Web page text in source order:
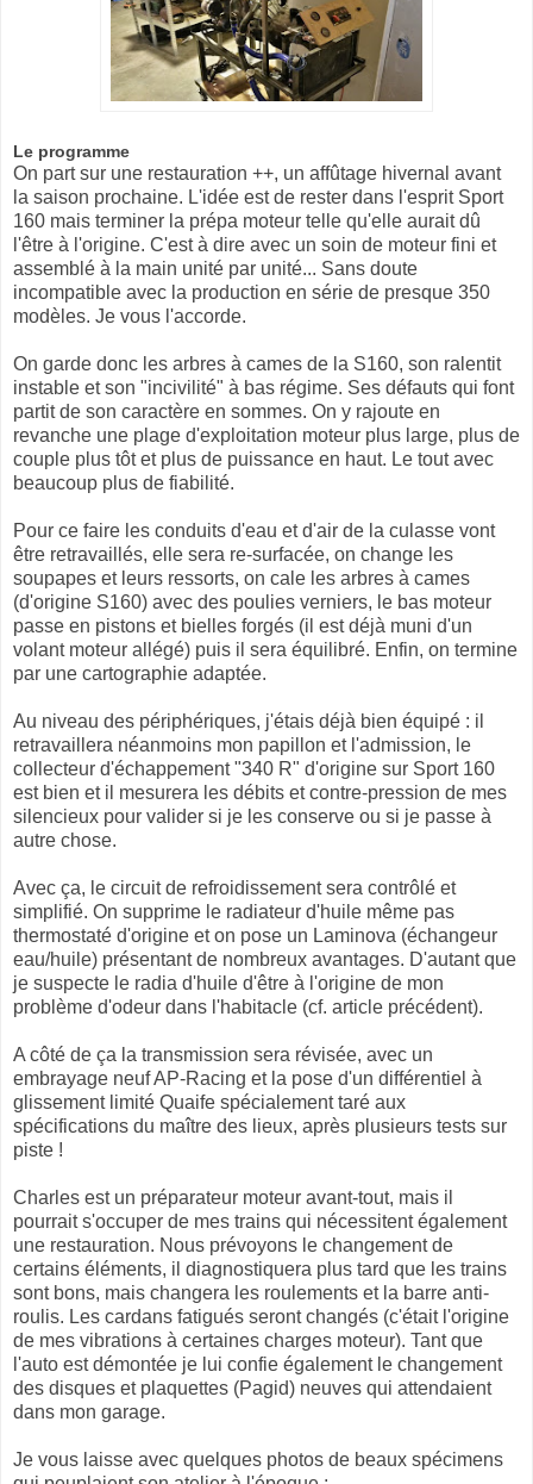
Le programme
On part sur une restauration ++, un affûtage hivernal avant
la saison prochaine. L'idée est de rester dans l'esprit Sport
160 mais terminer la prépa moteur telle qu'elle aurait dû
l'être à l'origine. C'est à dire avec un soin de moteur fini et
assemblé à la main unité par unité... Sans doute
incompatible avec la production en série de presque 350
modèles. Je vous l'accorde.
On garde donc les arbres à cames de la S160, son ralentit
instable et son "incivilité" à bas régime. Ses défauts qui font
partit de son caractère en sommes. On y rajoute en
revanche une plage d'exploitation moteur plus large, plus de
couple plus tôt et plus de puissance en haut. Le tout avec
beaucoup plus de fiabilité.
Pour ce faire les conduits d'eau et d'air de la culasse vont
être retravaillés, elle sera re-surfacée, on change les
soupapes et leurs ressorts, on cale les arbres à cames
(d'origine S160) avec des poulies verniers, le bas moteur
passe en pistons et bielles forgés (il est déjà muni d'un
volant moteur allégé) puis il sera équilibré. Enfin, on termine
par une cartographie adaptée.
Au niveau des périphériques, j'étais déjà bien équipé : il
retravaillera néanmoins mon papillon et l'admission, le
collecteur d'échappement "340 R" d'origine sur Sport 160
est bien et il mesurera les débits et contre-pression de mes
silencieux pour valider si je les conserve ou si je passe à
autre chose.
Avec ça, le circuit de refroidissement sera contrôlé et
simplifié. On supprime le radiateur d'huile même pas
thermostaté d'origine et on pose un Laminova (échangeur
eau/huile) présentant de nombreux avantages. D'autant que
je suspecte le radia d'huile d'être à l'origine de mon
problème d'odeur dans l'habitacle (cf. article précédent).
A côté de ça la transmission sera révisée, avec un
embrayage neuf AP-Racing et la pose d'un différentiel à
glissement limité Quaife spécialement taré aux
spécifications du maître des lieux, après plusieurs tests sur
piste !
Charles est un préparateur moteur avant-tout, mais il
pourrait s'occuper de mes trains qui nécessitent également
une restauration. Nous prévoyons le changement de
certains éléments, il diagnostiquera plus tard que les trains
sont bons, mais changera les roulements et la barre anti-
roulis. Les cardans fatigués seront changés (c'était l'origine
de mes vibrations à certaines charges moteur). Tant que
l'auto est démontée je lui confie également le changement
des disques et plaquettes (Pagid) neuves qui attendaient
dans mon garage.
Je vous laisse avec quelques photos de beaux spécimens